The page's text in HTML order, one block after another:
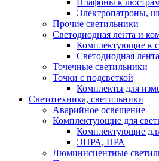
Плафоны к
Электропатроны,
Прочие светильники
Светодиодная лента и
Комплектующие к
Светодиодная лента
Точечные светильники
Точки с подсветкой
Комплекты для
Светотехника, светильники
Аварийное освещение
Комплектующие для
Комплектующие
ЭПРА, ПРА
Люминисцентные